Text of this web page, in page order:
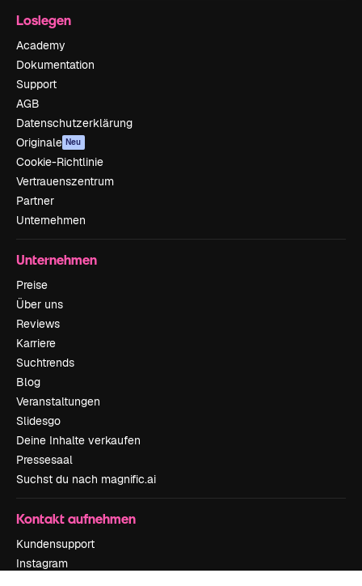
Loslegen
Academy
Dokumentation
Support
AGB
Datenschutzerklärung
Originale Neu
Cookie-Richtlinie
Vertrauenszentrum
Partner
Unternehmen
Unternehmen
Preise
Über uns
Reviews
Karriere
Suchtrends
Blog
Veranstaltungen
Slidesgo
Deine Inhalte verkaufen
Pressesaal
Suchst du nach magnific.ai
Kontakt aufnehmen
Kundensupport
Instagram